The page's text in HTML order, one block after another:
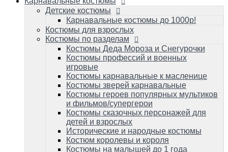
детей и взрослых
Исторические и народные костюмы
Костюм королевы и короля
Костюмы на малышей до 1 года
Костюмы овощей/фруктов: Во саду ли, в
огороде
Костюмы пиратов и пираток
Ретро костюмы и аксессуары
Костюмы на Хэллоуин
Таблица соответствия размер/рост
Аксессуары для карнавала
Аксессуары
Оружие
Парики
Маски
Головные уборы
Детские костюмы
Карнавальные костюмы до 1000р!
Костюмы для взрослых
Костюмы по разделам
Костюмы Деда Мороза и Снегурочки
Костюмы профессий и военных
игровые
Костюмы карнавальные к масленице
Костюмы зверей карнавальные
Костюмы героев популярных мультиков
и фильмов/супергерои
Костюмы сказочных персонажей для
детей и взрослых
Исторические и народные костюмы
Костюм королевы и короля
Костюмы на малышей до 1 года